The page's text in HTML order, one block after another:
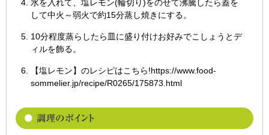
水を入れて、塩レモン(輪切り)をのせて沸騰したら蓋を
して中火～弱火で約15分蒸し焼きにする。
10分程度蒸らしたら皿に盛り付けお好みでこしょうとデ
ィルを飾る。
【塩レモン】のレシピはこちら!https://www.food-
sommelier.jp/recipe/R0265/175873.html